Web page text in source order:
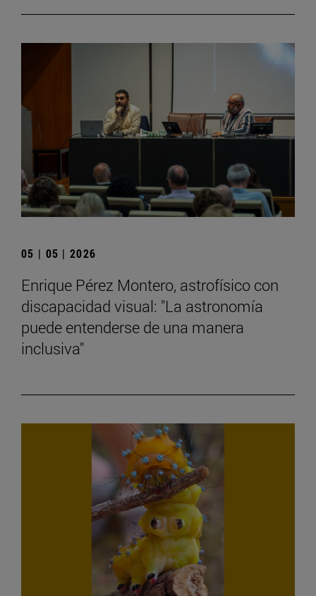
05 | 05 | 2026
Enrique Pérez Montero, astrofísico con
discapacidad visual: "La astronomía
puede entenderse de una manera
inclusiva"